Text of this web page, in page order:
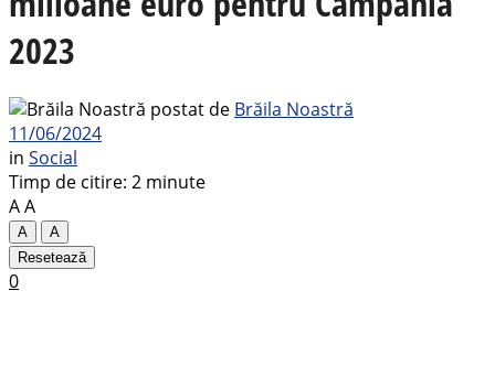
2023
postat de Brăila Noastră
11/06/2024
in Social
Timp de citire: 2 minute
AA
A
A
Resetează
0